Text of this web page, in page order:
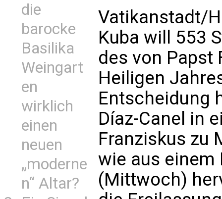
die
barocke
Basilika
Weingart
en
wirklich
einen
neuen
„moderne
n“ Altar?
Vatikanstadt/
Kuba will 553
des von Papst
Heiligen
Entscheidung
Díaz-Canel in
Franziskus zu
wie aus einem
(Mittwoch)